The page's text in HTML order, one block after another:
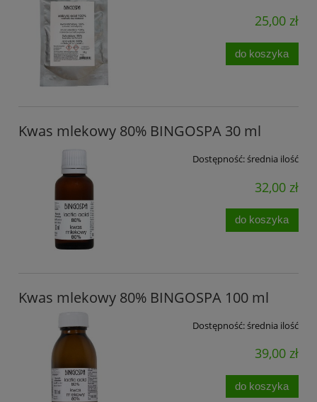
25,00 zł
do koszyka
Kwas mlekowy 80% BINGOSPA 30 ml
Dostępność:średnia ilość
32,00 zł
do koszyka
Kwas mlekowy 80% BINGOSPA 100 ml
Dostępność:średnia ilość
39,00 zł
do koszyka